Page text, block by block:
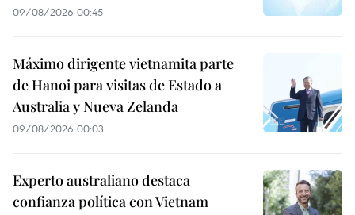
09/08/2026 00:45
Máximo dirigente vietnamita parte
de Hanoi para visitas de Estado a
Australia y Nueva Zelanda
09/08/2026 00:03
Experto australiano destaca
confianza política con Vietnam